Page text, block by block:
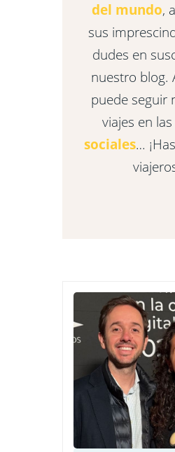
del mundo,
sus
dudes en
nuestro blog.
puede seguir
viajes en las
sociales…